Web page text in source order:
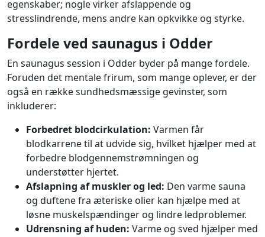
egenskaber; nogle virker afslappende og
stresslindrende, mens andre kan opkvikke og styrke.
Fordele ved saunagus i Odder
En saunagus session i Odder byder på mange fordele.
Foruden det mentale frirum, som mange oplever, er der
også en række sundhedsmæssige gevinster, som
inkluderer:
Forbedret blodcirkulation: Varmen får
blodkarrene til at udvide sig, hvilket hjælper med at
forbedre blodgennemstrømningen og
understøtter hjertet.
Afslapning af muskler og led: Den varme sauna
og duftene fra æteriske olier kan hjælpe med at
løsne muskelspændinger og lindre ledproblemer.
Udrensning af huden: Varme og sved hjælper med